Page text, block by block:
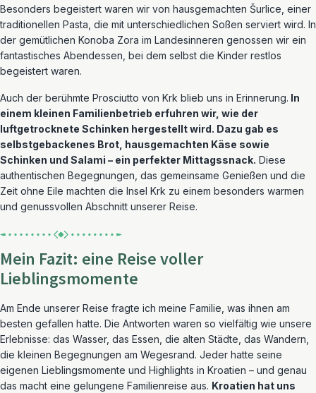
Besonders begeistert waren wir von hausgemachten Šurlice, einer
traditionellen Pasta, die mit unterschiedlichen Soßen serviert wird. In
der gemütlichen Konoba Zora im Landesinneren genossen wir ein
fantastisches Abendessen, bei dem selbst die Kinder restlos
begeistert waren.
Auch der berühmte Prosciutto von Krk blieb uns in Erinnerung. In
einem kleinen Familienbetrieb erfuhren wir, wie der
luftgetrocknete Schinken hergestellt wird. Dazu gab es
selbstgebackenes Brot, hausgemachten Käse sowie
Schinken und Salami – ein perfekter Mittagssnack. Diese
authentischen Begegnungen, das gemeinsame Genießen und die
Zeit ohne Eile machten die Insel Krk zu einem besonders warmen
und genussvollen Abschnitt unserer Reise.
Mein Fazit: eine Reise voller
Lieblingsmomente
Am Ende unserer Reise fragte ich meine Familie, was ihnen am
besten gefallen hatte. Die Antworten waren so vielfältig wie unsere
Erlebnisse: das Wasser, das Essen, die alten Städte, das Wandern,
die kleinen Begegnungen am Wegesrand. Jeder hatte seine
eigenen Lieblingsmomente und Highlights in Kroatien – und genau
das macht eine gelungene Familienreise aus. Kroatien hat uns